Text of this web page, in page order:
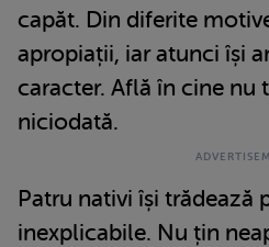
capăt. Din diferite
apropiații, iar atunci își
caracter. Află în cine nu
niciodată.
Patru nativi își trădează
inexplicabile. Nu țin